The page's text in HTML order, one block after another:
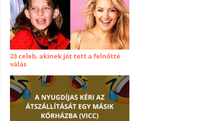
23 celeb, akinek jót tett a felnőtté
válás